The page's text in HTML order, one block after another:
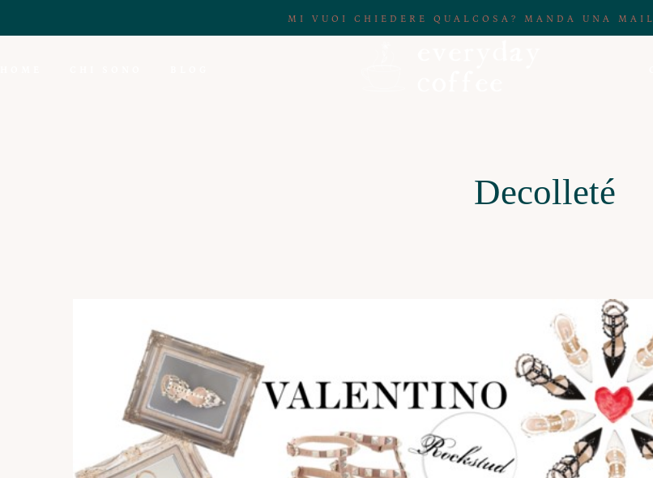
MI VUOI CHIEDERE QUALCOSA? MANDA UNA MAIL
Decolleté